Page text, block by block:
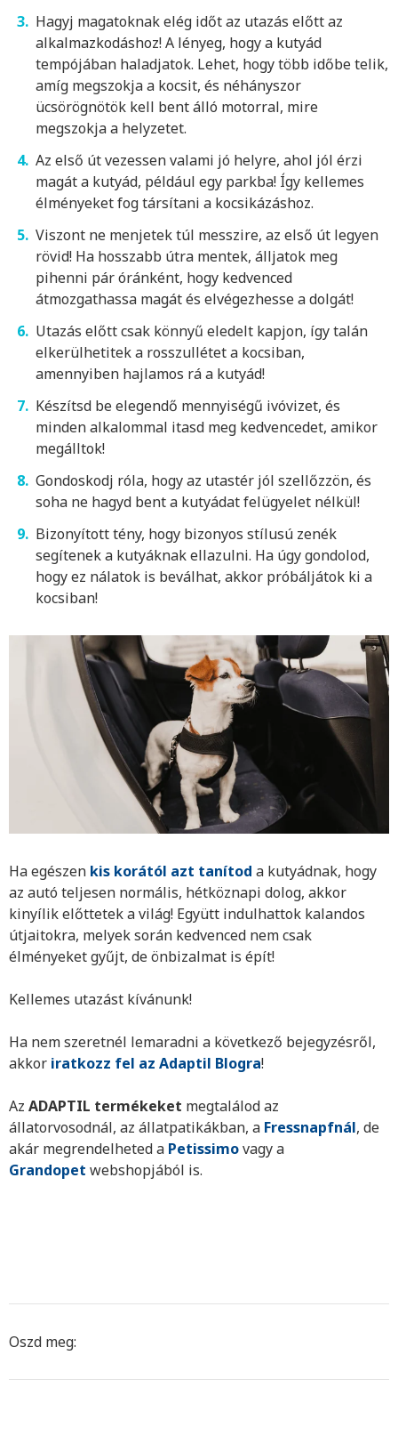
Hagyj magatoknak elég időt az utazás előtt az
alkalmazkodáshoz! A lényeg, hogy a kutyád
tempójában haladjatok. Lehet, hogy több időbe telik,
amíg megszokja a kocsit, és néhányszor
ücsörögnötök kell bent álló motorral, mire
megszokja a helyzetet.
Az első út vezessen valami jó helyre, ahol jól érzi
magát a kutyád, például egy parkba! Így kellemes
élményeket fog társítani a kocsikázáshoz.
Viszont ne menjetek túl messzire, az első út legyen
rövid! Ha hosszabb útra mentek, álljatok meg
pihenni pár óránként, hogy kedvenced
átmozgathassa magát és elvégezhesse a dolgát!
Utazás előtt csak könnyű eledelt kapjon, így talán
elkerülhetitek a rosszullétet a kocsiban,
amennyiben hajlamos rá a kutyád!
Készítsd be elegendő mennyiségű ivóvizet, és
minden alkalommal itasd meg kedvencedet, amikor
megálltok!
Gondoskodj róla, hogy az utastér jól szellőzzön, és
soha ne hagyd bent a kutyádat felügyelet nélkül!
Bizonyított tény, hogy bizonyos stílusú zenék
segítenek a kutyáknak ellazulni. Ha úgy gondolod,
hogy ez nálatok is beválhat, akkor próbáljátok ki a
kocsiban!
Ha egészen kis korától azt tanítod a kutyádnak, hogy
az autó teljesen normális, hétköznapi dolog, akkor
kinyílik előttetek a világ! Együtt indulhattok kalandos
útjaitokra, melyek során kedvenced nem csak
élményeket gyűjt, de önbizalmat is épít!
Kellemes utazást kívánunk!
Ha nem szeretnél lemaradni a következő bejegyzésről,
akkor iratkozz fel az Adaptil Blogra!
Az ADAPTIL termékeket megtalálod az
állatorvosodnál, az állatpatikákban, a Fressnapfnál, de
akár megrendelheted a Petissimovagy a
Grandopet webshopjából is.
Oszd meg: